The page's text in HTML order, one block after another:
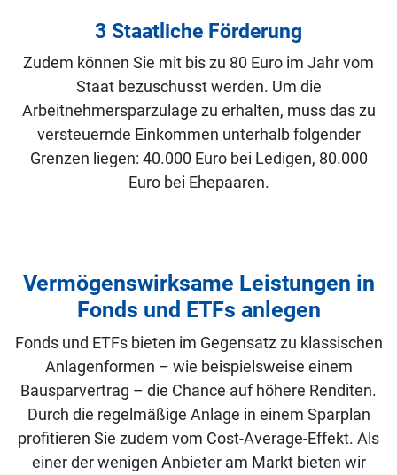
3 Staatliche Förderung
Zudem können Sie mit bis zu 80 Euro im Jahr vom
Staat bezuschusst werden. Um die
Arbeitnehmersparzulage zu erhalten, muss das zu
versteuernde Einkommen unterhalb folgender
Grenzen liegen: 40.000 Euro bei Ledigen, 80.000
Euro bei Ehepaaren.
Vermögenswirksame Leistungen in
Fonds und ETFs anlegen
Fonds und ETFs bieten im Gegensatz zu klassischen
Anlagenformen – wie beispielsweise einem
Bausparvertrag – die Chance auf höhere Renditen.
Durch die regelmäßige Anlage in einem Sparplan
profitieren Sie zudem vom Cost-Average-Effekt. Als
einer der wenigen Anbieter am Markt bieten wir